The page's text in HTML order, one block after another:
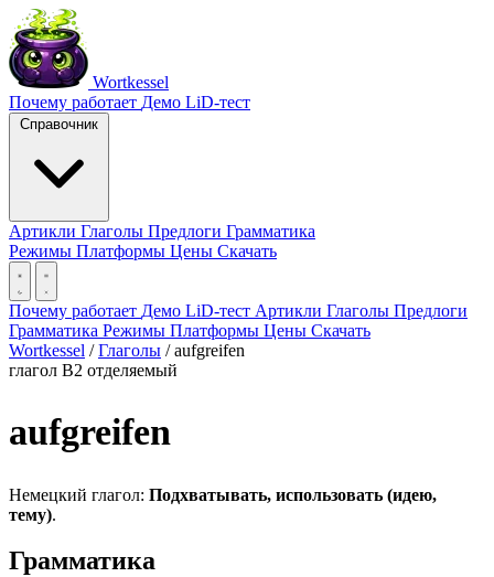
Wortkessel
Почему работает Демо LiD-тест
Справочник
Артикли Глаголы Предлоги Грамматика
Режимы Платформы Цены Скачать
Почему работает Демо LiD-тест Артикли Глаголы Предлоги
Грамматика Режимы Платформы Цены Скачать
Wortkessel / Глаголы / aufgreifen
глагол B2 отделяемый
aufgreifen
Немецкий глагол: Подхватывать, использовать (идею,
тему).
Грамматика